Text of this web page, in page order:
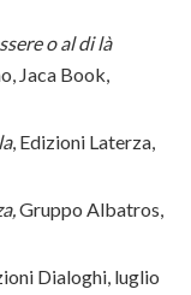
o al di là
Jaca Book,
, Edizioni Laterza,
Gruppo Albatros,
Dialoghi, luglio